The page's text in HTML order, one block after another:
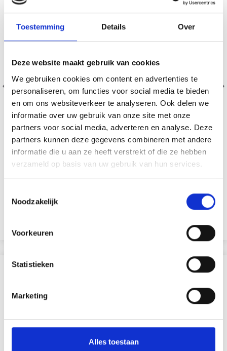
Toestemming Details Over
Deze website maakt gebruik van cookies
We gebruiken cookies om content en advertenties te
personaliseren, om functies voor social media te bieden
en om ons websiteverkeer te analyseren. Ook delen we
informatie over uw gebruik van onze site met onze
partners voor social media, adverteren en analyse. Deze
partners kunnen deze gegevens combineren met andere
informatie die u aan ze heeft verstrekt of die ze hebben
verzameld op basis van uw gebruik van hun services.
Noodzakelijk
Voorkeuren
Statistieken
Marketing
Alles toestaan
PENNENHOUDER 9,5X7,5 CM
EUR 1.60EUR 2.30
30% korting